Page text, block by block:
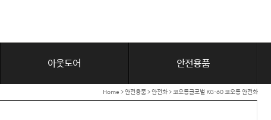
아웃도어 안전용품
Home>안전용품>안전화> 코오롱글로벌 KG-60 코오롱 안전화